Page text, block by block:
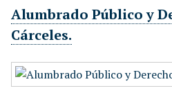
Alumbrado Público y
Cárceles.